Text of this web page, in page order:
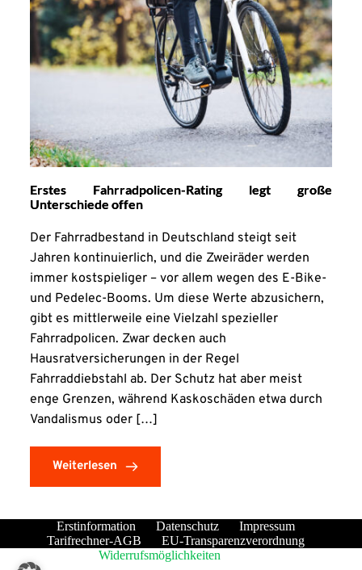
Erstes Fahrradpolicen-Rating legt große
Unterschiede offen
Der Fahrradbestand in Deutschland steigt seit
Jahren kontinuierlich, und die Zweiräder werden
immer kostspieliger – vor allem wegen des E-Bike-
und Pedelec-Booms. Um diese Werte abzusichern,
gibt es mittlerweile eine Vielzahl spezieller
Fahrradpolicen. Zwar decken auch
Hausratversicherungen in der Regel
Fahrraddiebstahl ab. Der Schutz hat aber meist
enge Grenzen, während Kaskoschäden etwa durch
Vandalismus oder […]
Weiterlesen
Erstinformation Datenschutz
Impressum
Tarifrechner-AGB
EU-Transparenzverordnung
Widerrufsmöglichkeiten